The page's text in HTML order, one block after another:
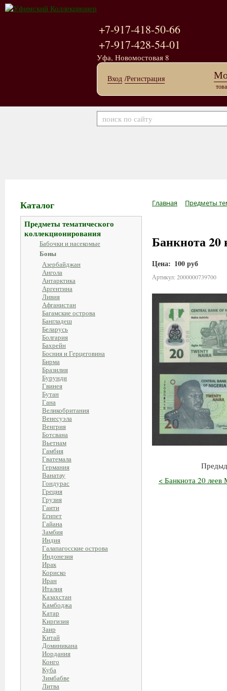
+7-917-418-50-66
+7-917-428-54-01
Уфа, Новомостовая 8
Вход /Регистрация
Каталог
Предметы тематического
коллекционирования
Бабочки и насекомые
Боны
Азербайджан
Ангола
Антарктика
Аргентина
Ливия
Афганистан
Багамские острова
Бангладеш
Беларусь
Болгария
Бахрейн
Босния и Герцеговина
Бирма
Бразилия
Бурунди
Гвинея
Бутан
Гана
Великобритания
Венесуэла
Венгрия
Ботсвана
Вьетнам
Гамбия
Гватемала
Германия
Ванатау
Гондурас
Греция
Грузия
Гаити
Египет
Гайана
Замбия
Индия
Галапагосские острова
Индонезия
Ирак
Кориско
Иран
Италия
Казахстан
Камбоджа
Катар
Киргизия
Заир
Китай
Доминикана
Иордания
Конго
Куба
Зимбабве
Литва
Главная Предметы
Банкнота 20
Цена: 100 руб
Артикул: 2000000739700
< Банкнота 20